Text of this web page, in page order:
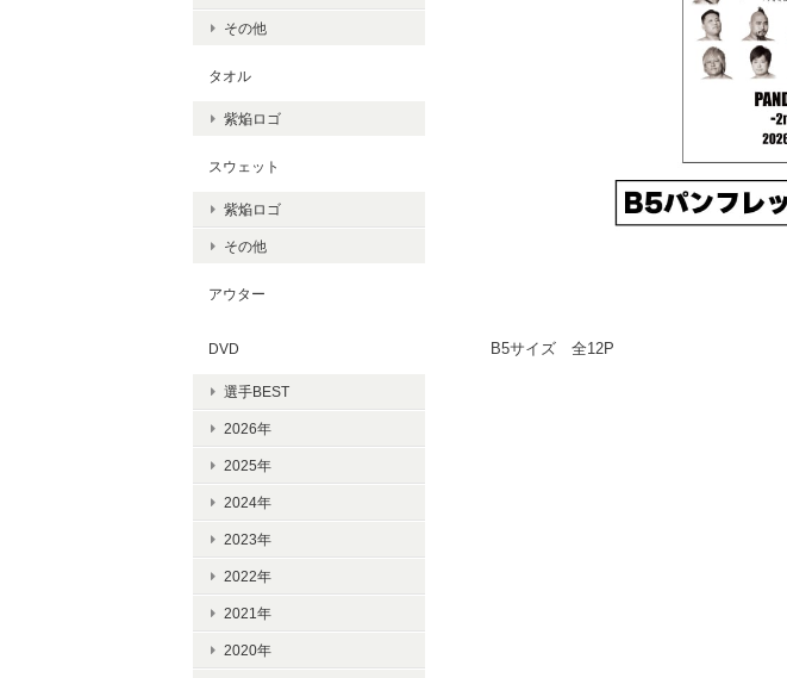
B5サイズ 全12P
その他
タオル
紫焔ロゴ
スウェット
紫焔ロゴ
その他
アウター
DVD
選手BEST
2026年
2025年
2024年
2023年
2022年
2021年
2020年